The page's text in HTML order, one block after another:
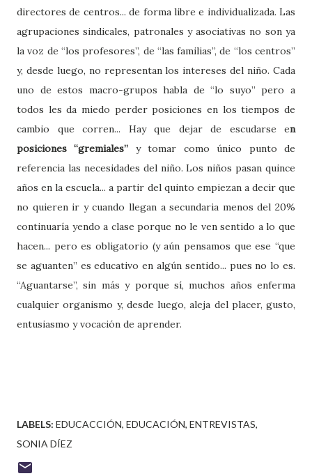
directores de centros... de forma libre e individualizada. Las
agrupaciones sindicales, patronales y asociativas no son ya
la voz de “los profesores”, de “las familias”, de “los centros”
y, desde luego, no representan los intereses del niño. Cada
uno de estos macro-grupos habla de “lo suyo” pero a
todos les da miedo perder posiciones en los tiempos de
cambio que corren... Hay que dejar de escudarse en
posiciones “gremiales” y tomar como único punto de
referencia las necesidades del niño. Los niños pasan quince
años en la escuela... a partir del quinto empiezan a decir que
no quieren ir y cuando llegan a secundaria menos del 20%
continuaría yendo a clase porque no le ven sentido a lo que
hacen... pero es obligatorio (y aún pensamos que ese “que
se aguanten” es educativo en algún sentido... pues no lo es.
“Aguantarse”, sin más y porque sí, muchos años enferma
cualquier organismo y, desde luego, aleja del placer, gusto,
entusiasmo y vocación de aprender.
LABELS: EDUCACCIÓN EDUCACIÓN ENTREVISTAS
SONIA DÍEZ